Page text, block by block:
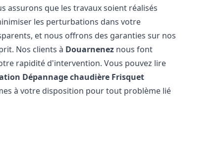
assurons que les travaux soient réalisés
les perturbations dans votre
et nous offrons des garanties sur nos
Nos clients à Douarnenez nous font
rapidité d'intervention. Vous pouvez lire
Dépannage chaudière Frisquet
à votre disposition pour tout problème lié